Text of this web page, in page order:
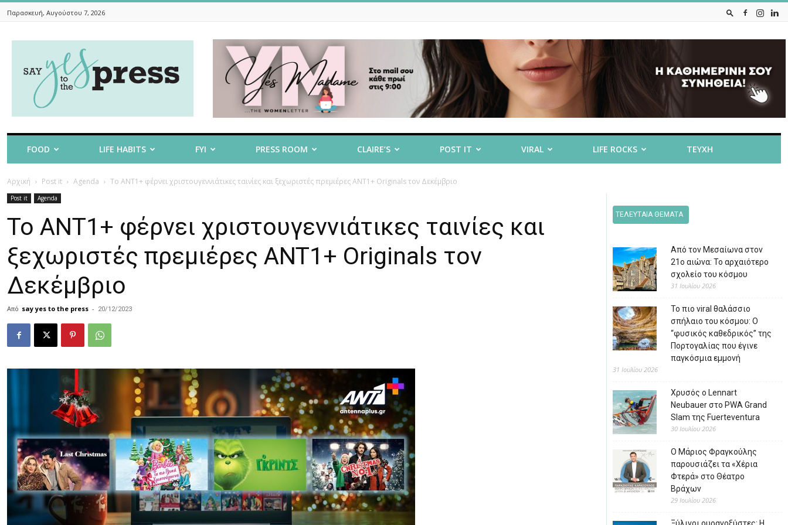
Παρασκευή, Αυγούστου 7, 2026
To
The
FOOD LIFE HABITS FYI PRESS ROOM CLAIRE’S POST IT VIRAL LIFE ROCKS ΤΕΥΧΗ
Αρχική Post it Agenda Το ΑΝΤ1+ φέρνει χριστουγεννιάτικες ταινίες και ξεχωριστές πρεμιέρες ANT1+ Originals τον Δεκέμβριο
Post it Agenda
Το ΑΝΤ1+ φέρνει χριστουγεννιάτικες ταινίες και
ξεχωριστές πρεμιέρες ANT1+ Originals τον
Δεκέμβριο
Από say yes to the press - 20/12/2023
ΤΕΛΕΥΤΑΙΑ ΘΕΜΑΤΑ
Από τον Μεσαίωνα στον
21ο αιώνα: Το αρχαιότερο
σχολείο του κόσμου
31 Ιουλίου 2026
Το πιο viral θαλάσσιο
σπήλαιο του κόσμου: Ο
“φυσικός καθεδρικός” της
Πορτογαλίας που έγινε
παγκόσμια εμμονή
31 Ιουλίου 2026
Χρυσός ο Lennart
Neubauer στο PWA Grand
Slam της Fuerteventura
30 Ιουλίου 2026
Ο Μάριος Φραγκούλης
παρουσιάζει τα «Χέρια
Φτερά» στο Θέατρο
Βράχων
29 Ιουλίου 2026